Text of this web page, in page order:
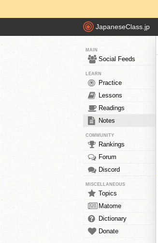
JapaneseClass.jp
MAIN
Social Feeds
LEARN
Practice
Lessons
Readings
Notes
COMMUNITY
Rankings
Forum
Discord
MISCELLANEOUS
Topics
Matome
Dictionary
Donate